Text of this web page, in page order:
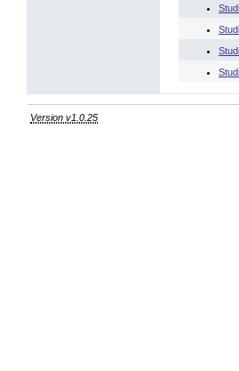
Version v1.0.25